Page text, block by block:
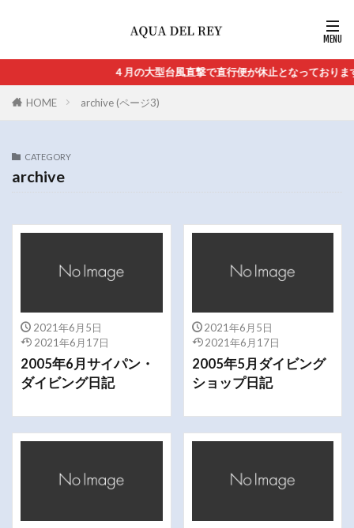
４月の大型台風直撃で直行便が休止となっており
HOME archive (ページ3)
CATEGORY
archive
2021年6月5日
2021年6月17日
2005年6月サイパン・
ダイビング日記
2021年6月5日
2021年6月17日
2005年5月ダイビング
ショップ日記